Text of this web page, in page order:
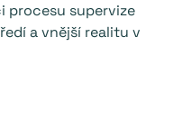
procesu supervize
a vnější realitu v